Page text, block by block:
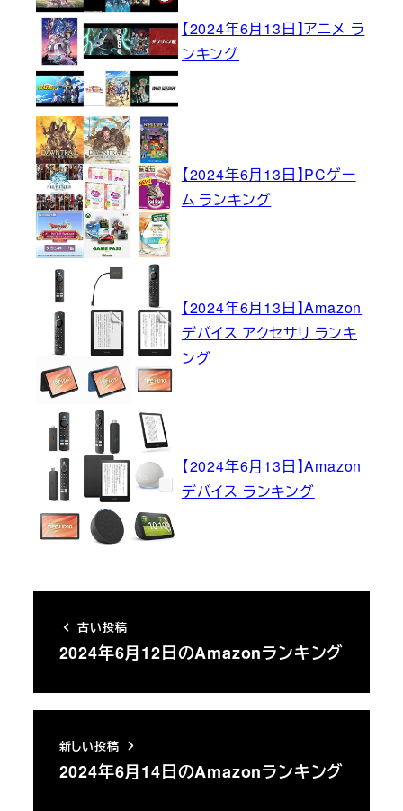
【2024年6月13日】アニメ ラ
ンキング
【2024年6月13日】PCゲー
ム ランキング
【2024年6月13日】Amazon
デバイス アクセサリ ランキ
ング
【2024年6月13日】Amazon
デバイス ランキング
古い投稿
2024年6月12日のAmazonランキング
新しい投稿
2024年6月14日のAmazonランキング